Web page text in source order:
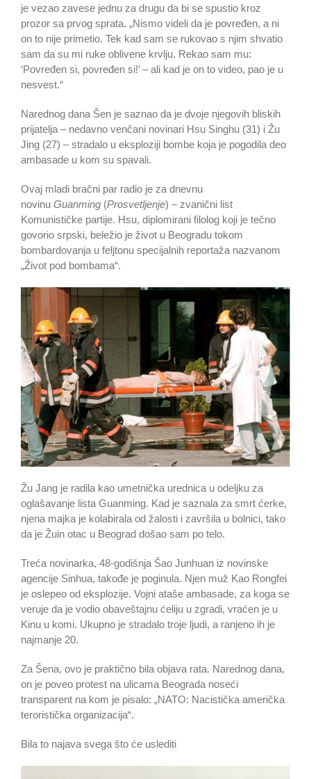
je vezao zavese jednu za drugu da bi se spustio kroz
prozor sa prvog sprata. „Nismo videli da je povređen, a ni
on to nije primetio. Tek kad sam se rukovao s njim shvatio
sam da su mi ruke oblivene krvlju. Rekao sam mu:
‘Povređen si, povređen si!’ – ali kad je on to video, pao je u
nesvest.“
Narednog dana Šen je saznao da je dvoje njegovih bliskih
prijatelja – nedavno venčani novinari Hsu Singhu (31) i Žu
Jing (27) – stradalo u eksploziji bombe koja je pogodila deo
ambasade u kom su spavali.
Ovaj mladi bračni par radio je za dnevnu
novinu Guanming (Prosvetljenje) – zvanični list
Komunističke partije. Hsu, diplomirani filolog koji je tečno
govorio srpski, beležio je život u Beogradu tokom
bombardovanja u feljtonu specijalnih reportaža nazvanom
„Život pod bombama“.
Žu Jang je radila kao umetnička urednica u odeljku za
oglašavanje lista Guanming. Kad je saznala za smrt ćerke,
njena majka je kolabirala od žalosti i završila u bolnici, tako
da je Žuin otac u Beograd došao sam po telo.
Treća novinarka, 48-godišnja Šao Junhuan iz novinske
agencije Sinhua, takođe je poginula. Njen muž Kao Rongfei
je oslepeo od eksplozije. Vojni ataše ambasade, za koga se
veruje da je vodio obaveštajnu ćeliju u zgradi, vraćen je u
Kinu u komi. Ukupno je stradalo troje ljudi, a ranjeno ih je
najmanje 20.
Za Šena, ovo je praktično bila objava rata. Narednog dana,
on je poveo protest na ulicama Beograda noseći
transparent na kom je pisalo: „NATO: Nacistička američka
teroristička organizacija“.
Bila to najava svega što će uslediti